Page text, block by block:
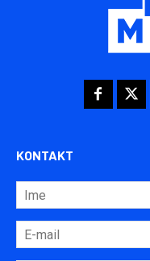
KONTAKT